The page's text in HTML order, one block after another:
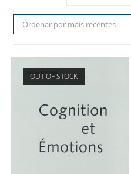
Ordenar por mais recentes
OUT OF STOCK